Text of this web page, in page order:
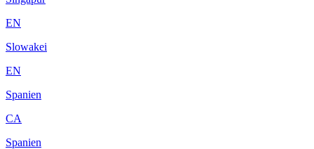
EN
Slowakei
EN
Spanien
CA
Spanien